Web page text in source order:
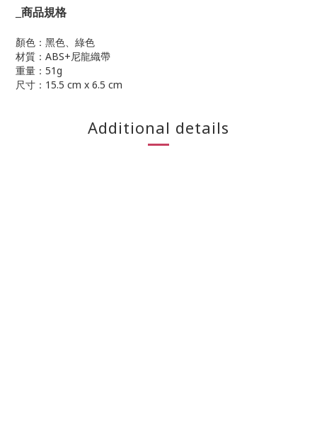
商品規格
顏色：黑色、綠色
材質：ABS+尼龍織帶
重量：51g
尺寸：15.5 cm x 6.5 cm
Additional details